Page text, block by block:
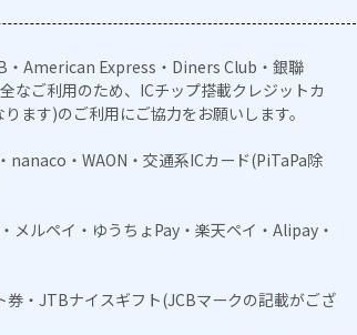
・American Express・Diners Club・銀聯
なご利用のため、ICチップ搭載クレジットカ
ます)のご利用にご協力をお願いします。
nanaco・WAON・交通系ICカード(PiTaPa除
メルペイ・ゆうちょPay・楽天ペイ・Alipay・
券・JTBナイスギフト(JCBマークの記載がござ